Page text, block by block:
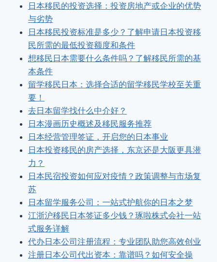
日本移民的投资选择：投资房地产或企业的优势
与劣势
日本移民投资标准是多少？了解申请日本投资移
民所需的最低投资额度和条件
想移民日本需要什么条件吗？了解移民所需的基
本条件
留学移民日本：选择合适的留学移民学校至关重
要！
去日本留学找什么中介好？
日本漫画历史概述及移民服务推荐
日本经营管理签证，开启您的日本事业
日本投资移民的房产选择，东京还是大阪更具潜
力？
日本民宿投资如何应对疫情？政策调整与市场复
苏
日本留学服务公司：一站式护航你的日本之梦
江浙沪移民日本签证多少钱？琢啦株式会社一站
式服务详解
代办日本公司注册流程：专业团队助您高效创业
注册日本公司代出资本：靠谱吗？如何安全操